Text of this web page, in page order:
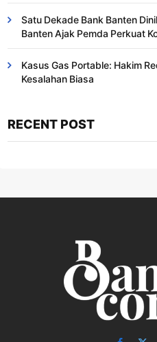
Satu Dekade Bank Banten
Banten Ajak Pemda Perkuat
Kasus Gas Portable: Hakim
Kesalahan Biasa ​
RECENT POST